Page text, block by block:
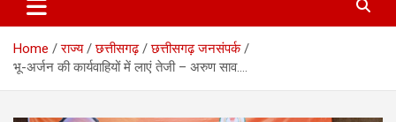
Home राज्य छत्तीसगढ़
छत्तीसगढ़ जनसंपर्क
भू-अर्जन की कार्यवाहियों में लाएं तेजी – अरुण साव….